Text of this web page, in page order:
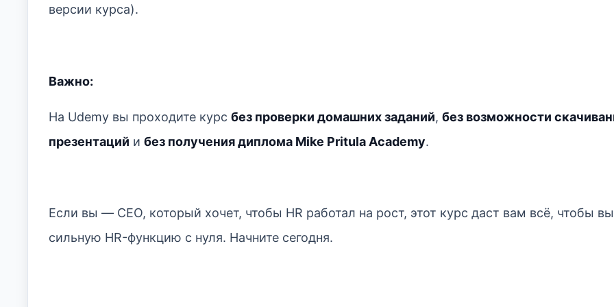
версии курса).
Важно:
На Udemy вы проходите курс без проверки домашних заданий, без возможности
презентаций и без получения диплома Mike Pritula Academy.
Если вы — CEO, который хочет, чтобы HR работал на рост, этот курс даст вам всё, чтобы
сильную HR-функцию с нуля. Начните сегодня.